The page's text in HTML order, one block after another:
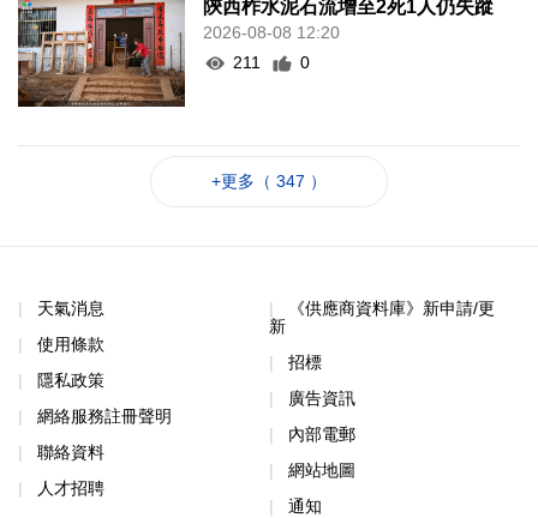
陝西柞水泥石流增至2死1人仍失蹤
2026-08-08 12:20
211
0
+更多（ 347 ）
天氣消息
使用條款
隱私政策
網絡服務註冊聲明
聯絡資料
人才招聘
《供應商資料庫》新申請/更
新
招標
廣告資訊
內部電郵
網站地圖
通知